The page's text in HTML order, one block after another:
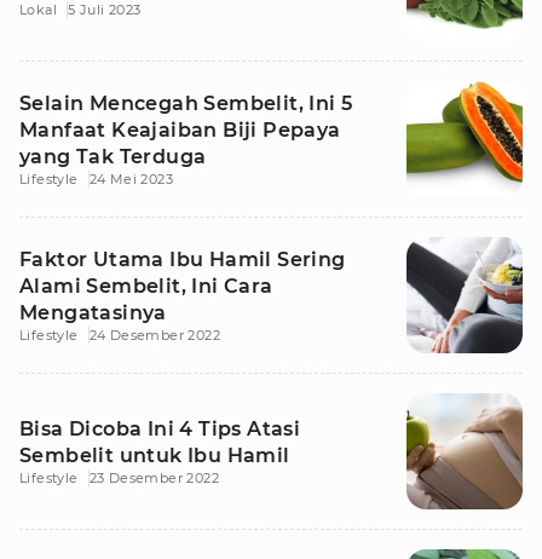
Lokal 5 Juli 2023
Selain Mencegah Sembelit, Ini 5
Manfaat Keajaiban Biji Pepaya
yang Tak Terduga
Lifestyle 24 Mei 2023
Faktor Utama Ibu Hamil Sering
Alami Sembelit, Ini Cara
Mengatasinya
Lifestyle 24 Desember 2022
Bisa Dicoba Ini 4 Tips Atasi
Sembelit untuk Ibu Hamil
Lifestyle 23 Desember 2022